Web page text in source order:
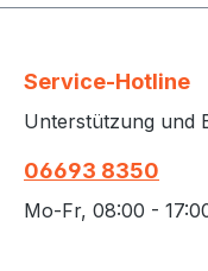
Service-Hotline
Unterstützung und
06693 8350
Mo-Fr, 08:00 -